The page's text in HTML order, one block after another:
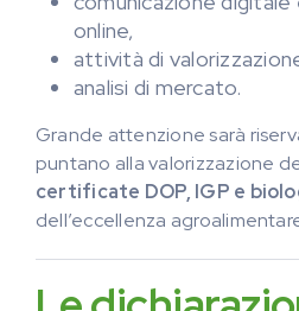
online,
attività di
analisi di mercato.
Grande attenzione sarà
puntano alla valorizzazione
certificate DOP, IGP e
dell’eccellenza